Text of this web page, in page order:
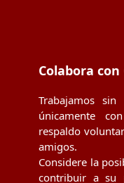
Colabora con
Trabajamos
únicamente
respaldo
amigos.
Considere la
contribuir a su